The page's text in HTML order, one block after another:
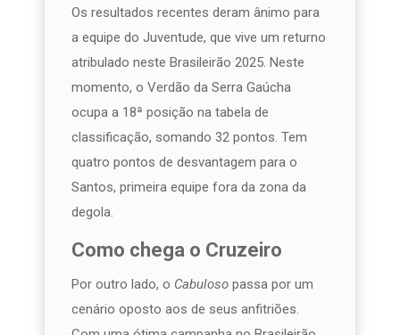
Os resultados recentes deram ânimo para
a equipe do Juventude, que vive um returno
atribulado neste Brasileirão 2025. Neste
momento, o Verdão da Serra Gaúcha
ocupa a 18ª posição na tabela de
classificação, somando 32 pontos. Tem
quatro pontos de desvantagem para o
Santos, primeira equipe fora da zona da
degola.
Como chega o Cruzeiro
Por outro lado, o Cabuloso passa por um
cenário oposto aos de seus anfitriões.